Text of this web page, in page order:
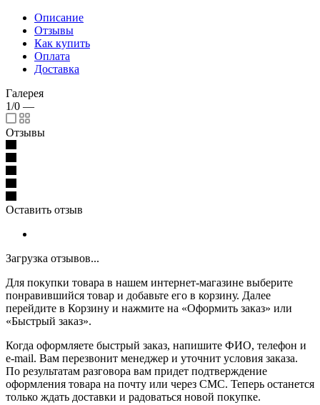
Описание
Отзывы
Как купить
Оплата
Доставка
Галерея
1/0 —
Отзывы
Оставить отзыв
Загрузка отзывов...
Для покупки товара в нашем интернет-магазине выберите
понравившийся товар и добавьте его в корзину. Далее
перейдите в Корзину и нажмите на «Оформить заказ» или
«Быстрый заказ».
Когда оформляете быстрый заказ, напишите ФИО, телефон и
e-mail. Вам перезвонит менеджер и уточнит условия заказа.
По результатам разговора вам придет подтверждение
оформления товара на почту или через СМС. Теперь останется
только ждать доставки и радоваться новой покупке.